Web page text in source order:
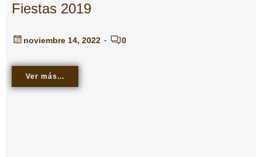
Fiestas 2019
noviembre 14, 2022 - 0
Ver más...